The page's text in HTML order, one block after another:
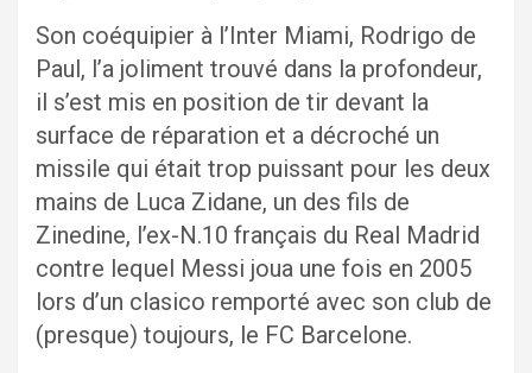
Son coéquipier à l’Inter Miami, Rodrigo de
Paul, l’a joliment trouvé dans la profondeur,
il s’est mis en position de tir devant la
surface de réparation et a décroché un
missile qui était trop puissant pour les deux
mains de Luca Zidane, un des fils de
Zinedine, l’ex-N.10 français du Real Madrid
contre lequel Messi joua une fois en 2005
lors d’un clasico remporté avec son club de
(presque) toujours, le FC Barcelone.